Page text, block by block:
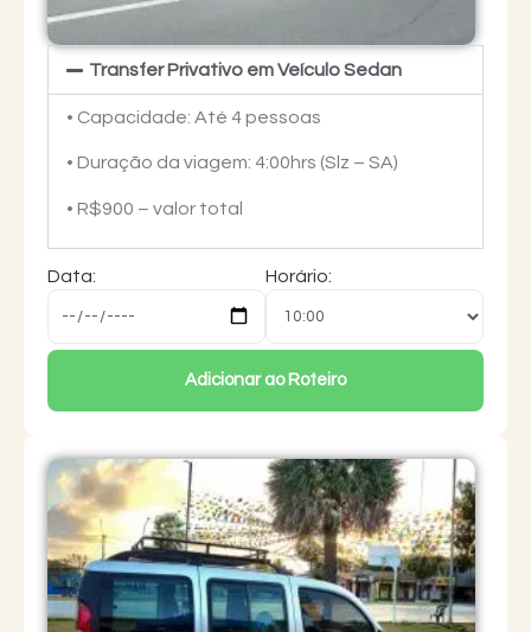
Transfer Privativo em Veículo Sedan
• Capacidade: Até 4 pessoas
• Duração da viagem: 4:00hrs (Slz – SA)
• R$900 – valor total
Data: Horário:
Adicionar ao Roteiro